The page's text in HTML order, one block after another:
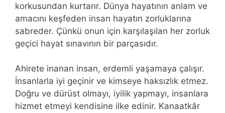
korkusundan kurtarır. Dünya hayatının anlam ve
amacını keşfeden insan hayatın zorluklarına
sabreder. Çünkü onun için karşılaşılan her zorluk
geçici hayat sınavının bir parçasıdır.
Ahirete inanan insan, erdemli yaşamaya çalışır.
İnsanlarla iyi geçinir ve kimseye haksızlık etmez.
Doğru ve dürüst olmayı, iyilik yapmayı, insanlara
hizmet etmeyi kendisine ilke edinir. Kanaatkâr